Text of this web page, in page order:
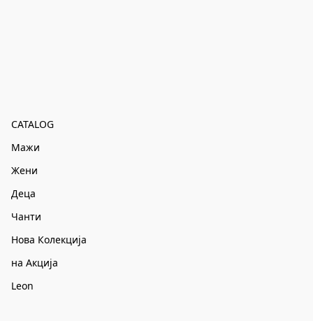
CATALOG
Мажи
Жени
Деца
Чанти
Нова Колекција
на Акција
Leon